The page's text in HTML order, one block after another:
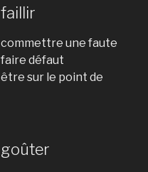
faillir
commettre une faute
faire défaut
être sur le point de
goûter